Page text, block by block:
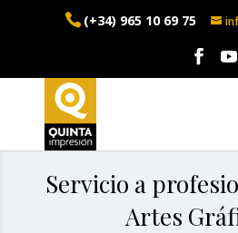
(+34) 965 10 69 75
Servicio a
Artes